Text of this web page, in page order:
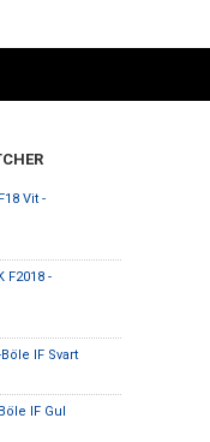
Vit -
F2018 -
IF Svart
IF Gul